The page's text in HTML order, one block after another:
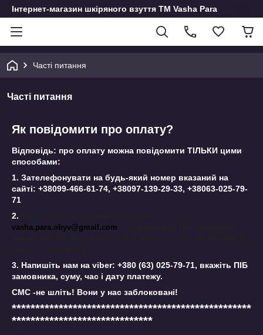
Інтернет-магазин шкіряного взуття ТМ Vasha Para
Часті питання
Часті питання
Як повідомити про оплату?
Відповідь: про оплату можна повідомити ТІЛЬКИ цими
способами:
1. Зателефонувати на будь-який номер вказаний на
сайті: +38099-466-61-74, +38097-139-29-33, +38063-025-79-
71
2.
vasha.para.obyv@gmail.com
3. Напишіть нам на viber: +380 (63) 025-79-71, вкажіть ПІБ
замовника, суму, час і дату платежу.
СМС -не шліть! Вони у нас заблоковані!
***************************************************
******************************